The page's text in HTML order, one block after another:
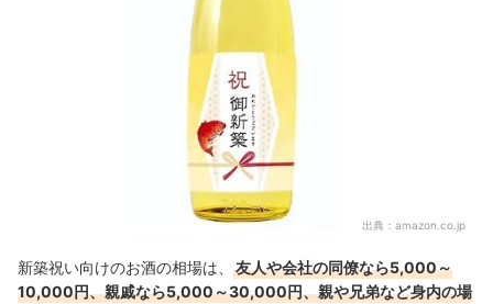
出典： amazon.co.jp
新築祝い向けのお酒の相場は、
友人や会社の同僚なら5,000～
10,000円、親戚なら5,000～30,000円、親や兄弟など身内の場